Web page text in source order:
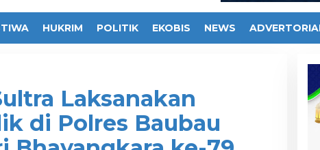
HUKRIM POLITIK EKOBIS NEWS
Laksanakan
di Polres Baubau